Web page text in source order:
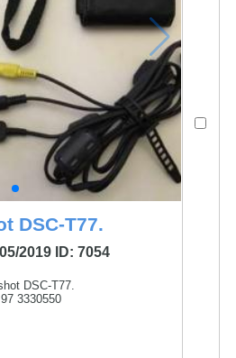
DSC-T77.
2019ID: 7054
DSC-T77.
3330550